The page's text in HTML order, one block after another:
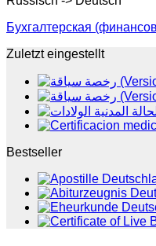
Бухгалтерская
Zuletzt eingestellt
Bestseller